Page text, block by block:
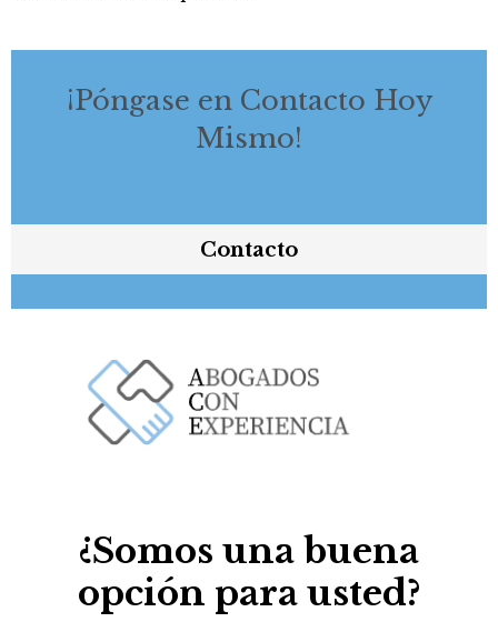
¡Póngase en Contacto Hoy
Mismo!
Contacto
¿Somos una buena
opción para usted?